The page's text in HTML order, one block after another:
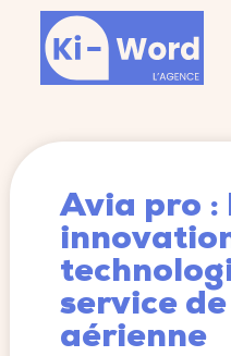
Avia pro :
service
aérienne